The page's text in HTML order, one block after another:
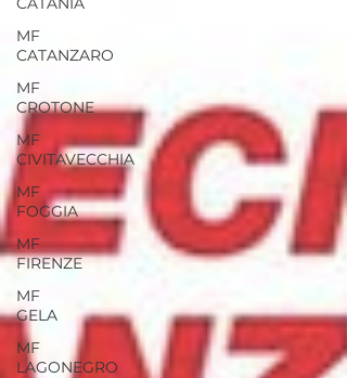
MF
CATANZARO
MF
CROTONE
MF
CIVITAVECCHIA
MF
FOGGIA
MF
FIRENZE
MF
GELA
MF
LAGONEGRO